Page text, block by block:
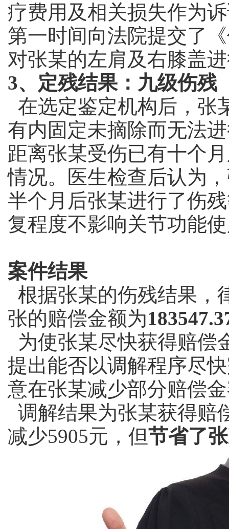
疗费用及相关损失作为
第一时间向法院提交了
对张某的左肩及右膝盖
3、定残结果：九级伤残
在选定鉴定机构后，张
有内固定未摘除而无法
距离张某受伤已有十个
情况。医生检查后认为
半个月后张某进行了伤
复程度不影响关节功能
案件结果
根据张某的伤残结果，
张的赔偿金额为
为使张某尽快获得赔偿
提出能否以调解程序尽
意在张某减少部分赔偿
调解结果为张某获得赔
减少5905元，但节省了